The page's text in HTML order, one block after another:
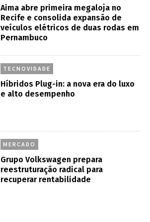
Aima abre primeira megaloja no
Recife e consolida expansão de
veículos elétricos de duas rodas em
Pernambuco
TECNOVIDADE
Híbridos Plug-in: a nova era do luxo
e alto desempenho
MERCADO
Grupo Volkswagen prepara
reestruturação radical para
recuperar rentabilidade